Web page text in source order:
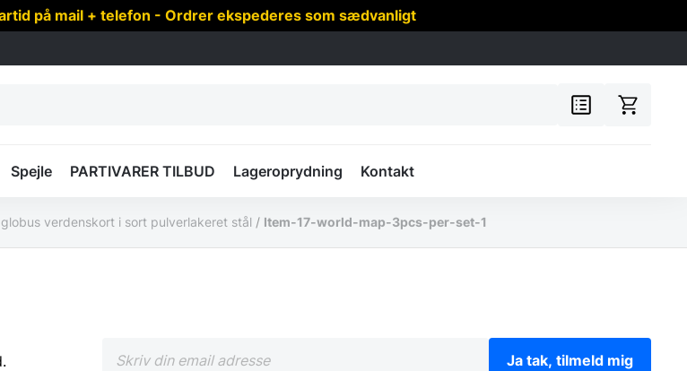
på mail + telefon - Ordrer ekspederes som sædvanligt
Spejle PARTIVARER TILBUD Lageroprydning Kontakt
verdenskort i sort pulverlakeret stål / Item-17-world-map-3pcs-per-set-1
Ja tak, tilmeld mig